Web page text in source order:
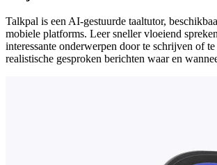
Talkpal is een AI-gestuurde taaltutor,
mobiele platforms. Leer sneller vloeiend
interessante onderwerpen door te schrijven of
realistische gesproken berichten waar en